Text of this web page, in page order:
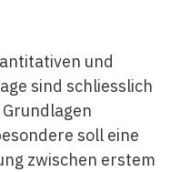
und
sind schliesslich
soll eine
zwischen erstem